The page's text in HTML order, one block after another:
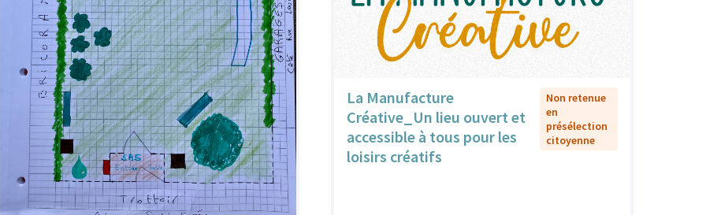
La Manufacture
Créative_Un lieu ouvert et
accessible à tous pour les
loisirs créatifs
Non retenue
en
présélection
citoyenne